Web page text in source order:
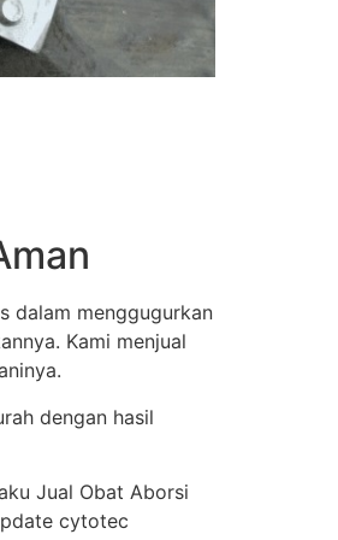
dalam menggugurkan
Kami menjual
dengan hasil
Jual Obat Aborsi
cytotec